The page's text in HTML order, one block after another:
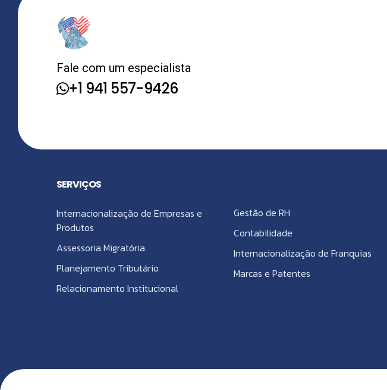
Fale com um especialista
+1 941 557-9426
SERVIÇOS
Internacionalização de Empresas e
Produtos
Assessoria Migratória
Planejamento Tributário
Relacionamento Institucional
Gestão de RH
Contabilidade
Internacionalização de Franquias
Marcas e Patentes